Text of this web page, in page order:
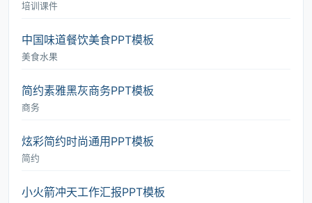
培训课件
中国味道餐饮美食PPT模板
美食水果
简约素雅黑灰商务PPT模板
商务
炫彩简约时尚通用PPT模板
简约
小火箭冲天工作汇报PPT模板